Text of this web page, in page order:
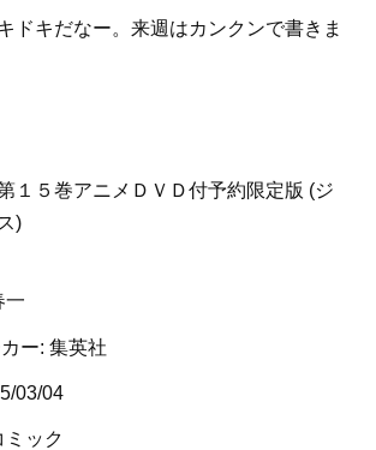
ドキだなー。来週はカンクンで書きま
１５巻アニメＤＶＤ付予約限定版 (ジ
)
一
ー: 集英社
03/04
ミック